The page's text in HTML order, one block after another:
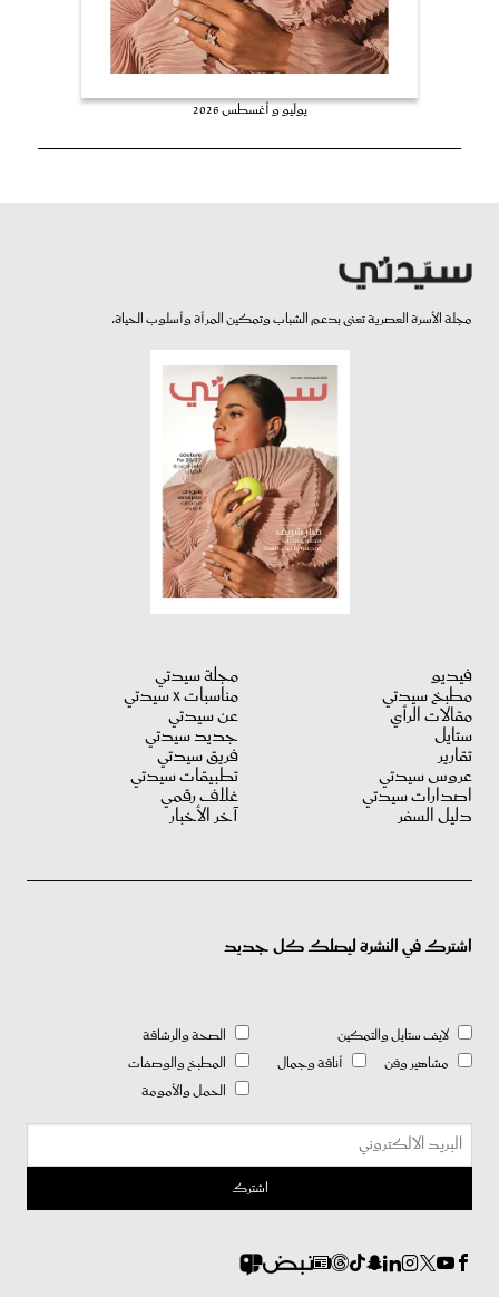
يوليو و أغسطس 2026
مجلة الأسرة العصرية تعنى بدعم الشباب وتمكين المرأة وأسلوب الحياة.
فيديو
مطبخ سيدتي
مقالات الرأي
ستايل
تقارير
عروس سيدتي
اصدارات سيدتي
دليل السفر
مجلة سيدتي
مناسبات X سيدتي
عن سيدتي
جديد سيدتي
فريق سيدتي
تطبيقات سيدتي
غلاف رقمي
آخر الأخبار
اشترك في النشرة ليصلك كل جديد
لايف ستايل والتمكين
مشاهير وفن
أناقة وجمال
الصحة والرشاقة
المطبخ والوصفات
الحمل والأمومة